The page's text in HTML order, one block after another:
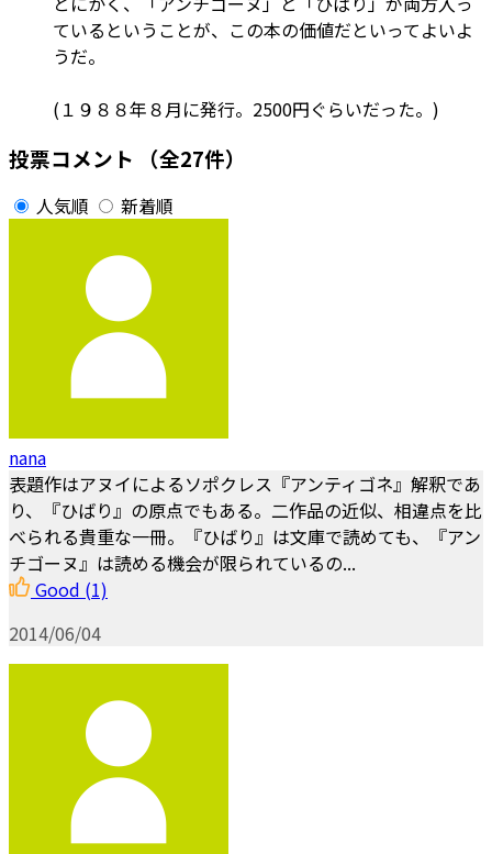
ているということが、この本の価値だといってよいよ
うだ。
(１９８８年８月に発行。2500円ぐらいだった。)
投票コメント （全27件）
人気順 新着順
nana
表題作はアヌイによるソポクレス『アンティゴネ』解釈であ
り、『ひばり』の原点でもある。二作品の近似、相違点を比
べられる貴重な一冊。『ひばり』は文庫で読めても、『アン
チゴーヌ』は読める機会が限られているの...
Good (1)
2014/06/04